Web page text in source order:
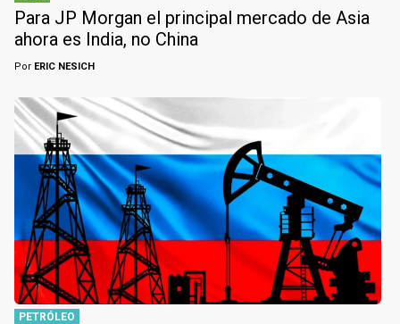
Para JP Morgan el principal mercado de Asia
ahora es India, no China
Por ERIC NESICH
PETRÓLEO